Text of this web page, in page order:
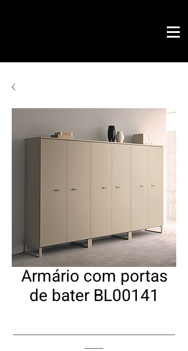
design gráfico chave na mão loja online
contactos
Armário com portas
de bater BL00141